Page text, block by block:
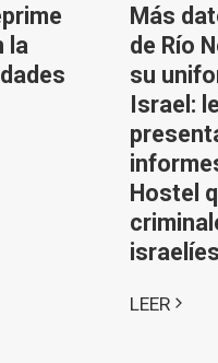
la
Más
de Río
su
Israel:
Hostel
israelíes
LEER